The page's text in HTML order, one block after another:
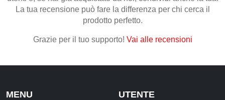
La tua recensione può fare la differenza per chi cerca il
prodotto perfetto.
Grazie per il tuo supporto! Vai alle recensioni
MENU UTENTE